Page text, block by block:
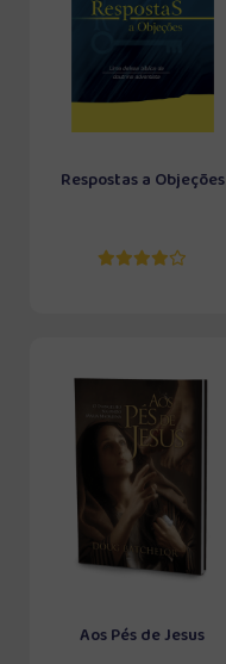
Respostas a Objeções
Aos Pés de Jesus